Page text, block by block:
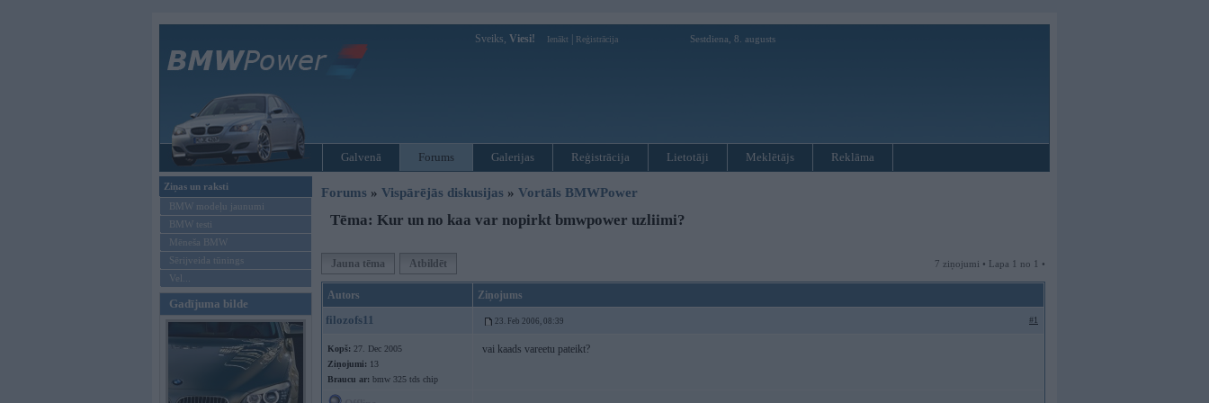
Sveiks, Viesi! Ienākt Reģistrācija Sestdiena, 8. augusts
Galvenā Forums Galerijas Reģistrācija Lietotāji Meklētājs Reklāma
Ziņas un raksti
BMW modeļu jaunumi
BMW testi
Mēneša BMW
Sērijveida tūnings
Vel...
Gadījuma bilde
Forums » Vispārējās diskusijas » Vortāls BMWPower
Tēma: Kur un no kaa var nopirkt bmwpower uzliimi?
Jauna tēma Atbildēt 7 ziņojumi • Lapa 1 no 1 •
Autors Ziņojums
filozofs11 23. Feb 2006, 08:39 #1
Kopš: 27. Dec 2005
Ziņojumi: 13
Braucu ar: bmw 325 tds chip
vai kaads vareetu pateikt?